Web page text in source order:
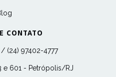
CONTATO
(24) 97402-4777
e 601 - Petrópolis/RJ